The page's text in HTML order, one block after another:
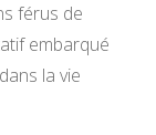
férus de
embarqué
la vie